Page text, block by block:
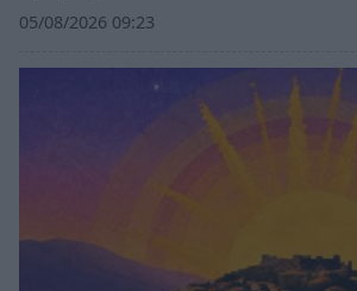
05/08/2026 09:23